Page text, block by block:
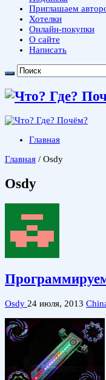
Приглашаем
Хотелки
Онлайн-покупки
О сайте
Написать
Главная
Главная / Osdy
Osdy
Osdy 24 июля, 2013